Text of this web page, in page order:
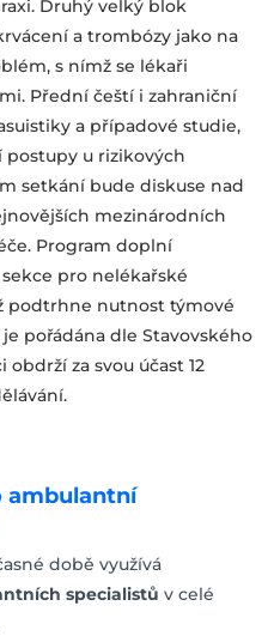
Druhý velký blok
a trombózy jako na
s nímž se lékaři
Přední čeští i zahraniční
a případové studie,
u rizikových
setkání bude diskuse nad
mezinárodních
Program doplní
pro nelékařské
podtrhne nutnost týmové
pořádána dle Stavovského
obdrží za svou účast 12
ambulantní
době využívá
specialistů v celé